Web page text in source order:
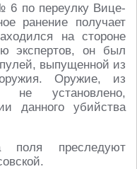
6 по переулку Вице-
ранение получает
на стороне
экспертов, он был
выпущенной из
оружия. Оружие, из
не установлено,
данного убийства
поля преследуют